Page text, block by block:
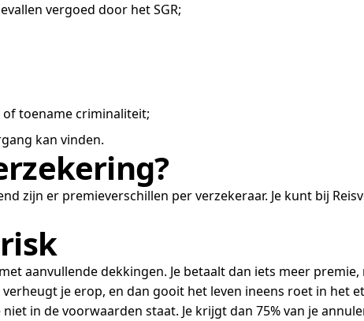
vergoed door het SGR;
toename criminaliteit;
kan vinden.
zijn er premieverschillen per verzekeraar. Je kunt bij
aanvullende dekkingen. Je betaalt dan iets meer
je erop, en dan gooit het leven ineens roet in het
in de voorwaarden staat. Je krijgt dan 75% van je